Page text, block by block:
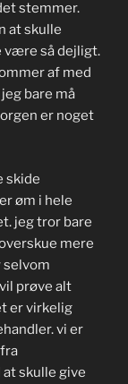
stemmer.
at skulle
være så dejligt.
af med
bare må
er noget
skide
øm i hele
jeg tror bare
mere
selvom
prøve alt
er virkelig
vi er
skulle give